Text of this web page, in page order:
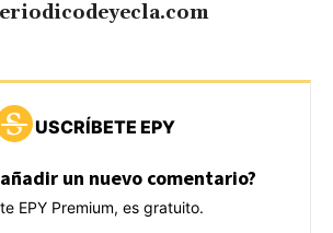
USCRÍBETE EPY
un nuevo comentario?
EPY Premium, es gratuito.